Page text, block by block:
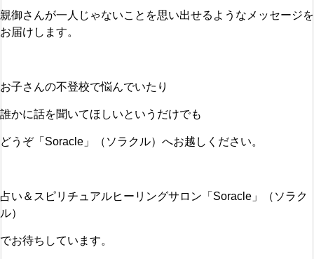
親御さんが一人じゃないことを思い出せるようなメッセージを
お届けします。
お子さんの不登校で悩んでいたり
誰かに話を聞いてほしいというだけでも
どうぞ「Soracle」（ソラクル）へお越しください。
占い＆スピリチュアルヒーリングサロン「Soracle」（ソラク
ル）
でお待ちしています。